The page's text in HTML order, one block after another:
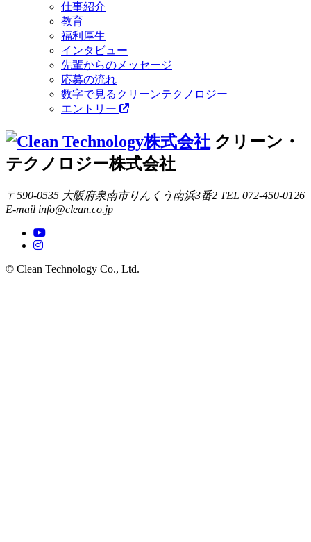
仕事紹介
教育
福利厚生
インタビュー
先輩からのメッセージ
応募の流れ
数字で見るクリーンテクノロジー
エントリー
クリーン・
テクノロジー株式会社
〒590-0535 大阪府泉南市りんくう南浜3番2 TEL 072-450-0126
E-mail info@clean.co.jp
© Clean Technology Co., Ltd.